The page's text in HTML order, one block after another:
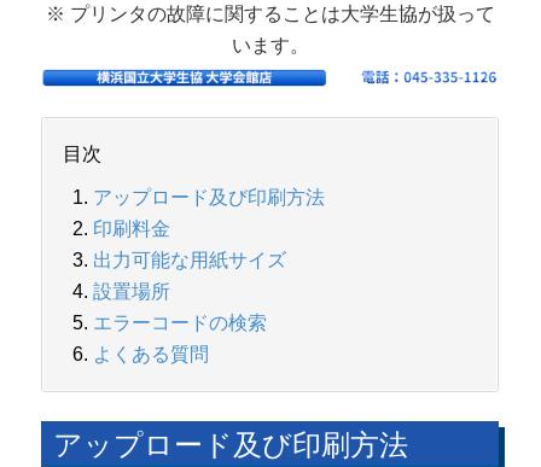
※ プリンタの故障に関することは大学生協が扱って
います。
目次
アップロード及び印刷方法
印刷料金
出力可能な用紙サイズ
設置場所
エラーコードの検索
よくある質問
アップロード及び印刷方法